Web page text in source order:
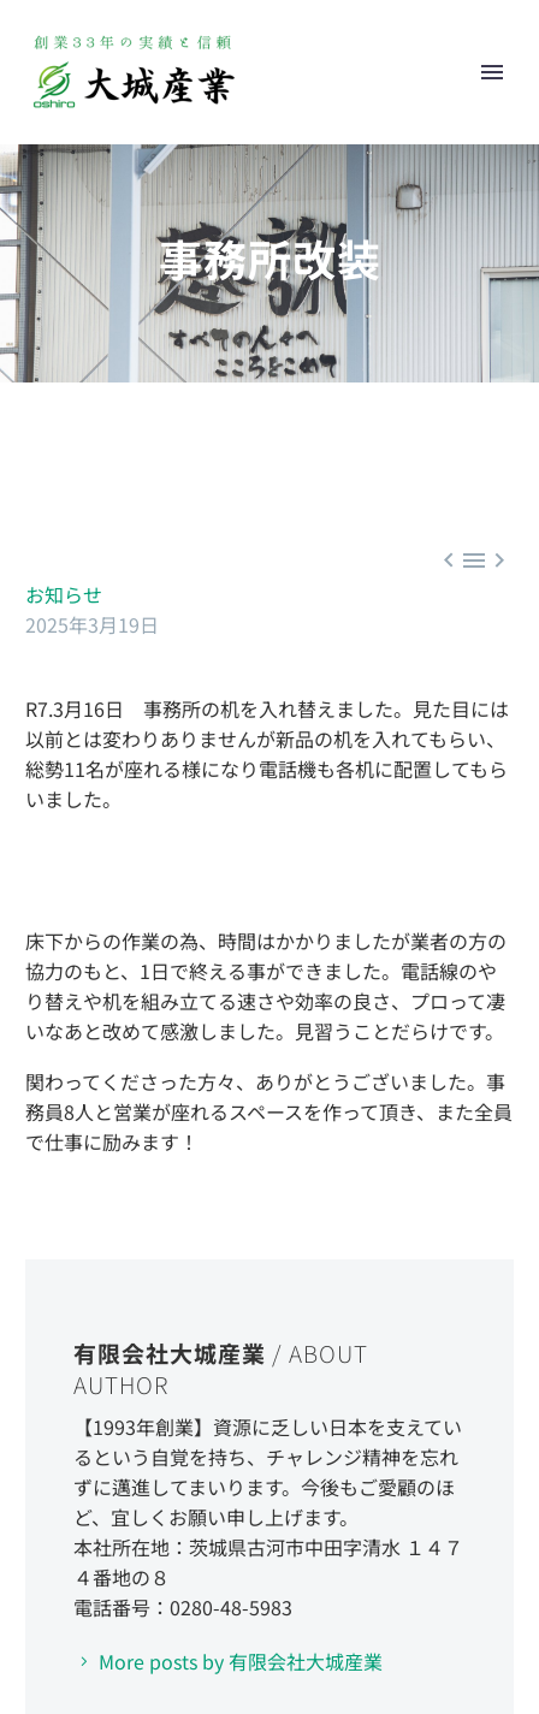
事務所改装
  
お知らせ
2025年3月19日
R7.3月16日 事務所の机を入れ替えました。見た目には
以前とは変わりありませんが新品の机を入れてもらい、
総勢11名が座れる様になり電話機も各机に配置してもら
いました。
床下からの作業の為、時間はかかりましたが業者の方の
協力のもと、1日で終える事ができました。電話線のや
り替えや机を組み立てる速さや効率の良さ、プロって凄
いなあと改めて感激しました。見習うことだらけです。
関わってくださった方々、ありがとうございました。事
務員8人と営業が座れるスペースを作って頂き、また全員
で仕事に励みます！
有限会社大城産業 / ABOUT
AUTHOR
【1993年創業】資源に乏しい日本を支えてい
るという自覚を持ち、チャレンジ精神を忘れ
ずに邁進してまいります。今後もご愛顧のほ
ど、宜しくお願い申し上げます。
本社所在地：茨城県古河市中田字清水 １４７
４番地の８
電話番号：0280-48-5983
More posts by 有限会社大城産業